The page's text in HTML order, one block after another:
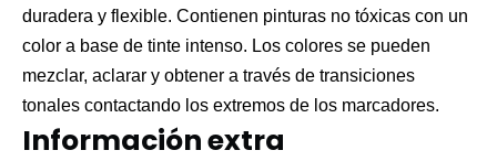
Información extra
duradera y flexible. Contienen pinturas no tóxicas con un
color a base de tinte intenso. Los colores se pueden
mezclar, aclarar y obtener a través de transiciones
tonales contactando los extremos de los marcadores.